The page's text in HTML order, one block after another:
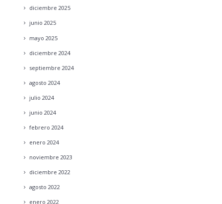
diciembre 2025
junio 2025
mayo 2025
diciembre 2024
septiembre 2024
agosto 2024
julio 2024
junio 2024
febrero 2024
enero 2024
noviembre 2023
diciembre 2022
agosto 2022
enero 2022